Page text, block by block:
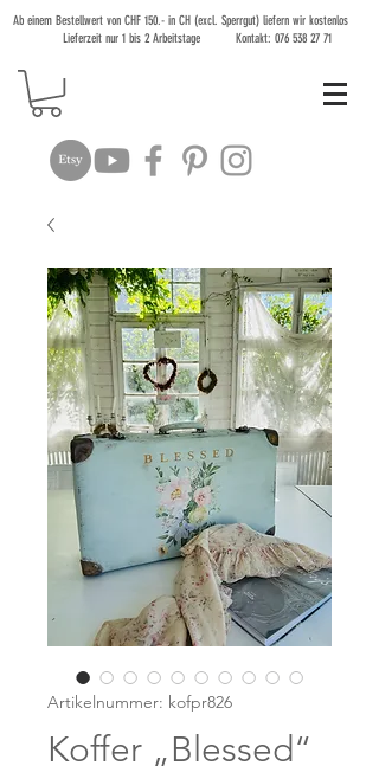
Ab einem Bestellwert von CHF 150.- in CH (excl. Sperrgut) liefern wir kostenlos
Lieferzeit nur 1 bis 2 Arbeitstage Kontakt: 076 538 27 71
Artikelnummer: kofpr826
Koffer „Blessed“